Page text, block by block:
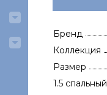
Бренд
Коллекция
Размер
1.5 спальный